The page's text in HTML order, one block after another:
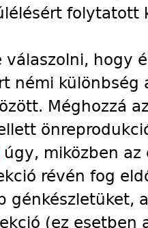
folytatott
válaszolni, hogy
némi különbség
Méghozzá
úgy, miközben az
révén fog
génkészletüket,
(ez esetben